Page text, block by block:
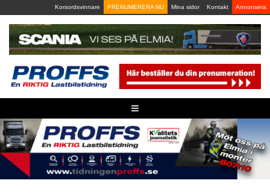
to
content
Korsordsvinnare PRENUMERERA NU Mina sidor Kontakt Annonsera
≡